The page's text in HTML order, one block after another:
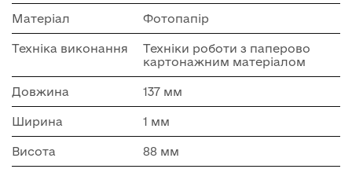
Матеріал Фотопапір
Техніка виконання
Техніки роботи з паперово
картонажним матеріалом
Довжина 137 мм
Ширина 1 мм
Висота 88 мм